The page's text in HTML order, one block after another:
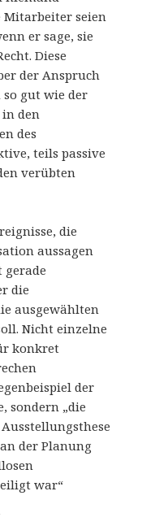
Mitarbeiter seien
er sage, sie
Diese
der Anspruch
gut wie der
in den
des
teils passive
verübten
die
aussagen
gerade
die
ausgewählten
Nicht einzelne
konkret
der
sondern „die
der Planung
war“